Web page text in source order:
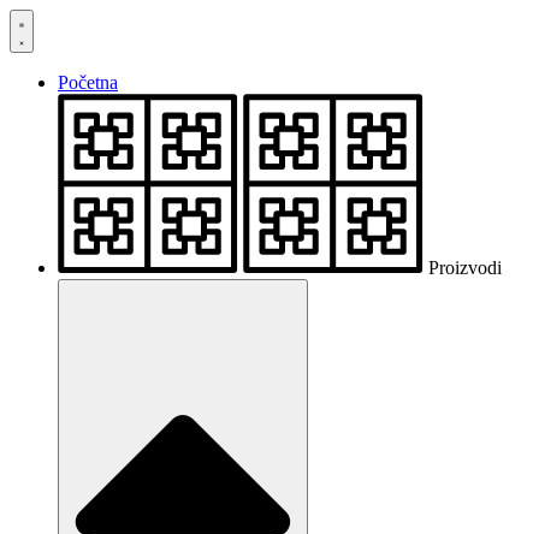
Skočite
na
Početna
Proizvodi